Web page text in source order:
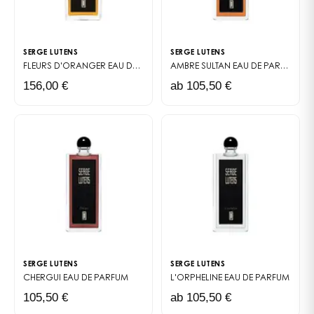
SERGE LUTENS
FLEURS D'ORANGER EAU DE PARFUM
156,00 €
SERGE LUTENS
AMBRE SULTAN EAU DE PARFUM
ab 105,50 €
SERGE LUTENS
CHERGUI EAU DE PARFUM
105,50 €
SERGE LUTENS
L'ORPHELINE EAU DE PARFUM
ab 105,50 €